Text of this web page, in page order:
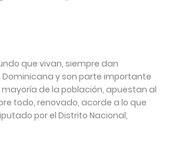
que vivan, siempre dan
y son parte importante
de la población, apuestan al
todo, renovado, acorde a lo que
por el Distrito Nacional,